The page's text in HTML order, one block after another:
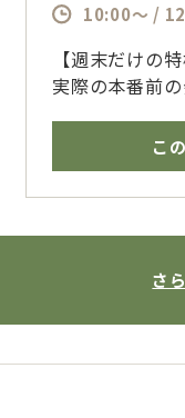
10:00～ /
【週末だけの特
実際の本番前
人数の規模に
アルに体験で
新郎新婦こだ
像演出もゲス
会場使用料50
こ
さ